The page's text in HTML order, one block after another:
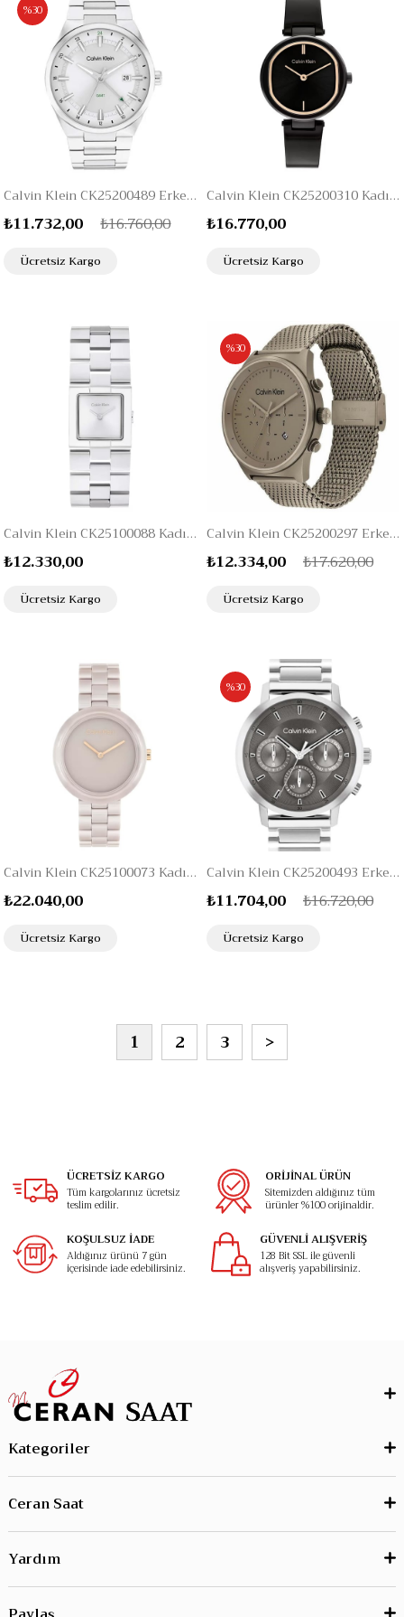
Calvin Klein CK25200489 Erkek Kol Saati
₺11.732,00 ₺16.760,00
%30
Ücretsiz Kargo
Calvin Klein CK25200310 Kadın Kol Saati
₺16.770,00
Ücretsiz Kargo
Calvin Klein CK25100088 Kadın Kol Saati
₺12.330,00
Ücretsiz Kargo
Calvin Klein CK25200297 Erkek Kol Saati
₺12.334,00 ₺17.620,00
%30
Ücretsiz Kargo
Calvin Klein CK25100073 Kadın Kol Saati
₺22.040,00
Ücretsiz Kargo
Calvin Klein CK25200493 Erkek Kol Saati
₺11.704,00 ₺16.720,00
%30
Ücretsiz Kargo
1 2 3 >
ÜCRETSİZ KARGO
Tüm kargolarınız ücretsiz
teslim edilir.
ORİJİNAL ÜRÜN
Sitemizden aldığınız tüm
ürünler %100 orijinaldir.
KOŞULSUZ İADE
Aldığınız ürünü 7 gün
içerisinde iade edebilirsiniz.
GÜVENLİ ALIŞVERİŞ
128 Bit SSL ile güvenli
alışveriş yapabilirsiniz.
Kategoriler
Ceran Saat
Yardım